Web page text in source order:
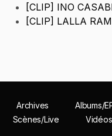
[CLIP] INO
[CLIP] LALLA
Archives Albums/
Scènes/Live
Vidéos